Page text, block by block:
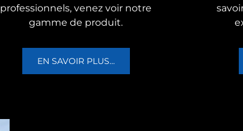
professionnels, venez voir notre
gamme de produit.
EN SAVOIR PLUS...